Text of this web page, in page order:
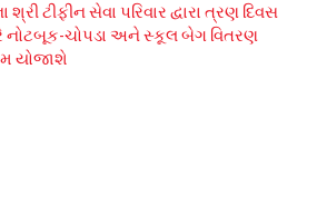
શ્રી ટીફીન સેવા પરિવાર દ્વારા ત્રણ દિવસ
નોટબૂક-ચોપડા અને સ્કૂલ બેગ વિતરણ
યોજાશે